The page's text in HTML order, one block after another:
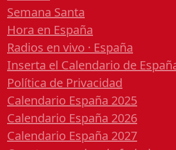
Semana Santa
Hora en España
Radios en vivo · España
Inserta el Calendario de
Política de Privacidad
Calendario España 2025
Calendario España 2026
Calendario España 2027